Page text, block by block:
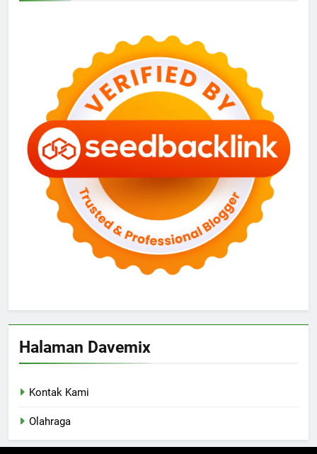
Halaman Davemix
Kontak Kami
Olahraga